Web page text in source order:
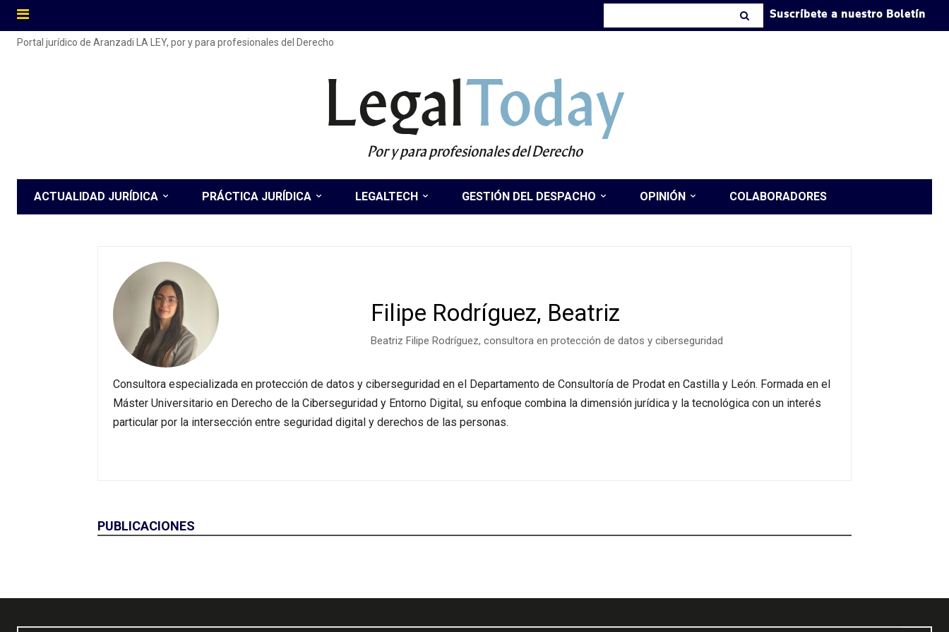
Suscríbete a nuestro Boletín
Portal jurídico de Aranzadi LA LEY, por y para profesionales del Derecho
LegalToday
Por y para profesionales del Derecho
ACTUALIDAD JURÍDICA PRÁCTICA JURÍDICA LEGALTECH GESTIÓN DEL DESPACHO OPINIÓN COLABORADORES
Filipe Rodríguez, Beatriz
Beatriz Filipe Rodríguez, consultora en protección de datos y ciberseguridad
Consultora especializada en protección de datos y ciberseguridad en el Departamento de Consultoría de Prodat en Castilla y León. Formada en el
Máster Universitario en Derecho de la Ciberseguridad y Entorno Digital, su enfoque combina la dimensión jurídica y la tecnológica con un interés
particular por la intersección entre seguridad digital y derechos de las personas.
PUBLICACIONES